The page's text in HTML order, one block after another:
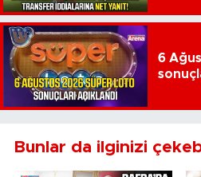
6
Bunlar da ilginizi